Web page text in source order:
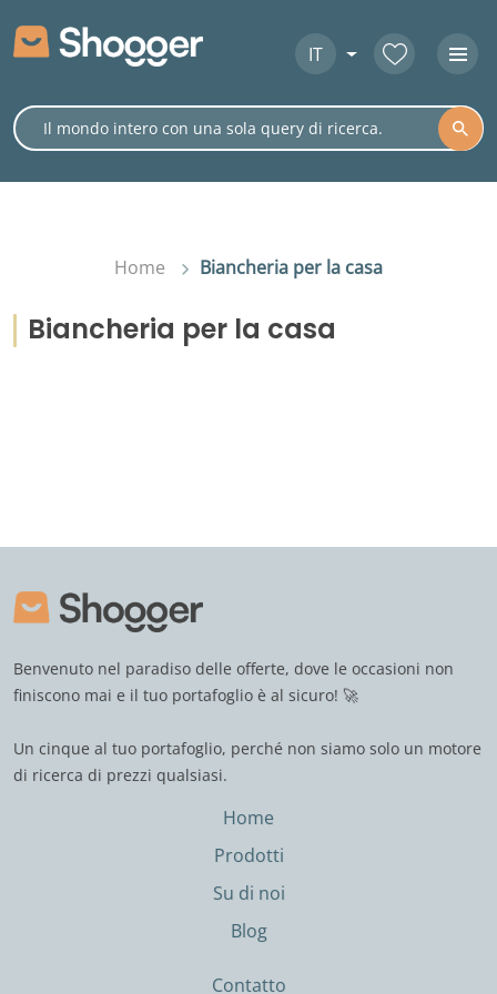
IT
Home Biancheria per la casa
Biancheria per la casa
Benvenuto nel paradiso delle offerte, dove le occasioni non
finiscono mai e il tuo portafoglio è al sicuro! 🚀
Un cinque al tuo portafoglio, perché non siamo solo un motore
di ricerca di prezzi qualsiasi.
Home
Prodotti
Su di noi
Blog
Contatto